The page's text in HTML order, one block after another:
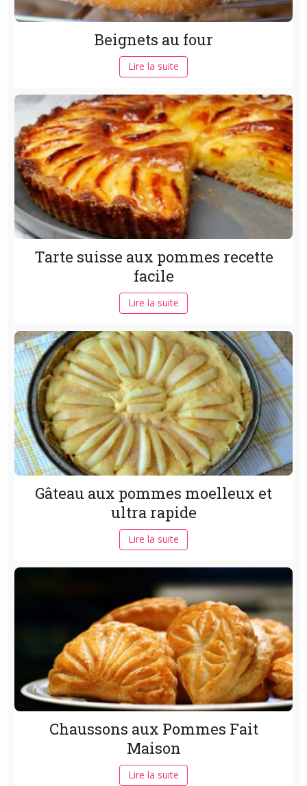
Beignets au four
Lire la suite
Tarte suisse aux pommes recette
facile
Lire la suite
Gâteau aux pommes moelleux et
ultra rapide
Lire la suite
Chaussons aux Pommes Fait
Maison
Lire la suite